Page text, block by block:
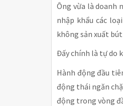
Ông vừa là doanh
nhập khẩu các
không sản xuất
Đấy chính là tự do
Hành động đầu
động thái ngăn
động trong vòng